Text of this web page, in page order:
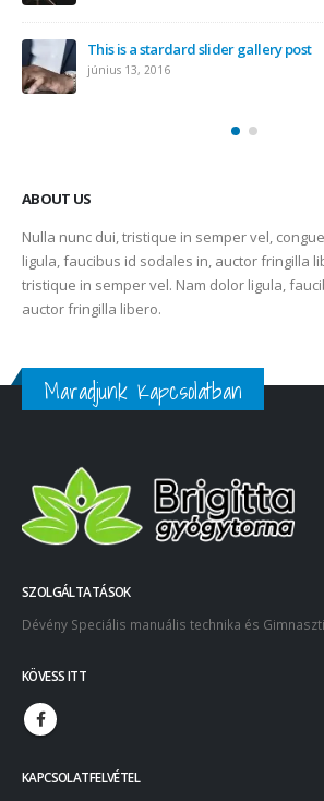
This is a stardard slider gallery post
június 13, 2016
ABOUT US
Nulla nunc dui, tristique in semper vel,
ligula, faucibus id sodales in, auctor fringilla
tristique in semper vel. Nam dolor ligula,
auctor fringilla libero.
Maradjunk Kapcsolatban
SZOLGÁLTATÁSOK
Dévény Speciális manuális technika és
KÖVESS ITT
KAPCSOLATFELVÉTEL